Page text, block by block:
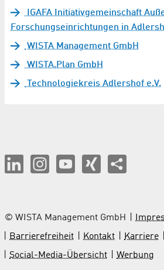
IGAFA Initiativgemeinschaft
Forschungseinrichtungen in
WISTA Management GmbH
WISTA.Plan GmbH
Technologiekreis Adlershof e.V.
© WISTA Management GmbH
Barrierefreiheit
Kontakt Karriere
Social-Media-Übersicht
Werbung